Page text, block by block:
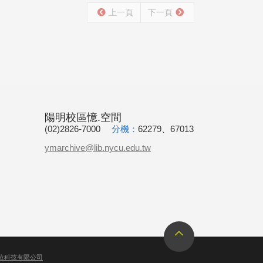
上一頁 下一頁
陽明校區憶.空間
(02)2826-7000 分機： 62279、67013
ymarchive@lib.nycu.edu.tw
科技有限公司